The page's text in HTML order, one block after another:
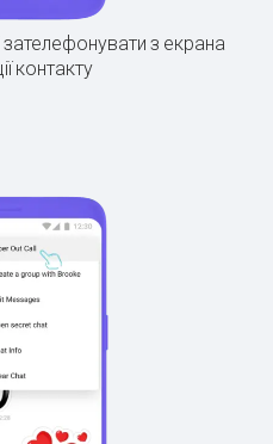
зателефонувати з екрана
контакту